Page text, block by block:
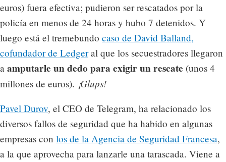
euros) fuera efectiva; pudieron ser rescatados por la
policía en menos de 24 horas y hubo 7 detenidos. Y
luego está el tremebundo caso de David Balland,
cofundador de Ledgeral que los secuestradores llegaron
a amputarle un dedo para exigir un rescate (unos 4
millones de euros). ¡Glups!
Pavel Durov, el CEO de Telegram, ha relacionado los
diversos fallos de seguridad que ha habido en algunas
empresas con los de la Agencia de Seguridad Francesa,
a la que aprovecha para lanzarle una tarascada. Viene a